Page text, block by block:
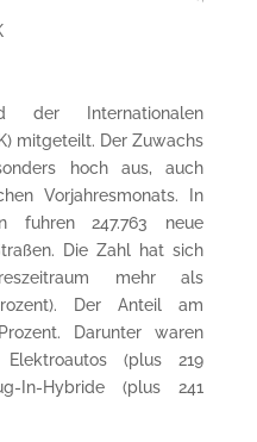
Internationalen
mitgeteilt. Der Zuwachs
hoch aus, auch
Vorjahresmonats. In
fuhren 247.763 neue
Die Zahl hat sich
mehr als
Der Anteil am
Darunter waren
Elektroautos (plus 219
In-Hybride (plus 241